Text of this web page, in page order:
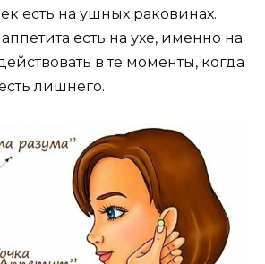
есть на ушных раковинах.
есть на ухе, именно на
в те моменты, когда
лишнего.